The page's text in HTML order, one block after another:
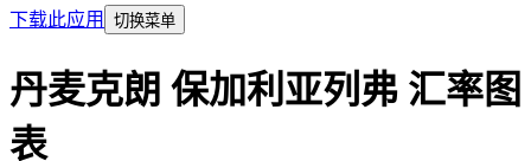
下载此应用
切换菜单
丹麦克朗 保加利亚列弗 汇率图
表